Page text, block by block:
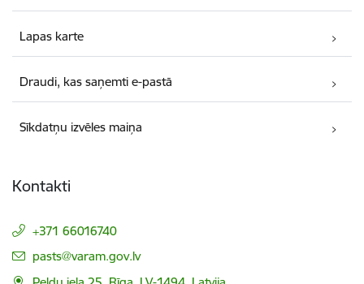
Lapas karte
Draudi, kas saņemti e-pastā
Sīkdatņu izvēles maiņa
Kontakti
+371 66016740
E-pasts:
pasts@varam.gov.lv